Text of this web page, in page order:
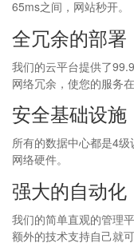
65ms之间，网站秒开。
全冗余的部署
我们的云平台提供了
网络冗余，使您的服务在
安全基础设施
所有的数据中心都是4
网络硬件。
强大的自动化
我们的简单直观的管理
额外的技术支持自己就